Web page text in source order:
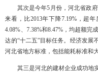
其次是今年5月份，河北省政府
来看，比2013年下降7.19%，超
4.08%、7.38%和8.47%，均超额
达的“十二五”目标任务。经济发展
河北省地方标准，包括能耗标准和
其三是河北的建材企业成功地实